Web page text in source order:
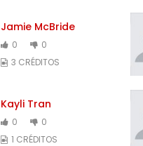
Jamie McBride
0
0
3 CRÉDITOS
Kayli Tran
0
0
1 CRÉDITOS